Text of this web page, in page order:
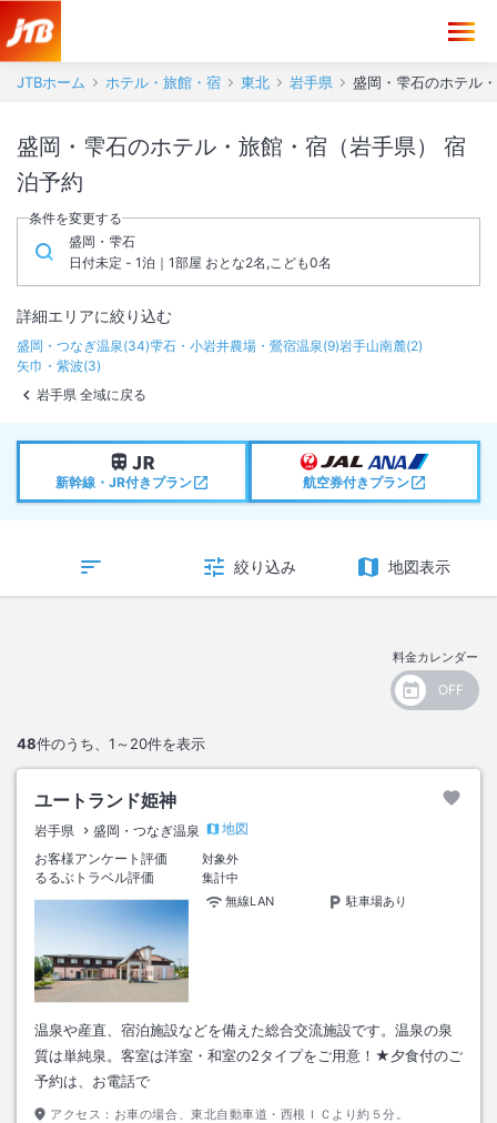
JTBホーム ホテル・旅館・宿 東北 岩手県 盛岡・雫石のホテル
盛岡・雫石のホテル・旅館・宿（岩手県） 宿
泊予約
条件を変更する
盛岡・雫石
日付未定 - 1泊｜1部屋 おとな2名,こども0名
詳細エリアに絞り込む
盛岡・つなぎ温泉(34)雫石・小岩井農場・鶯宿温泉(9)岩手山南麓(2)
矢巾・紫波(3)
岩手県 全域に戻る
新幹線・JR付きプラン 航空券付きプラン
絞り込み 地図表示
料金カレンダー
48件のうち、 1～20件を表示
ユートランド姫神
岩手県 盛岡・つなぎ温泉
地図
お客様アンケート評価
対象外
るるぶトラベル評価
集計中
無線LAN
駐車場あり
温泉や産直、宿泊施設などを備えた総合交流施設です。温泉の泉
質は単純泉。客室は洋室・和室の2タイプをご用意！★夕食付のご
予約は、お電話で
アクセス： お車の場合、東北自動車道・西根ＩＣより約５分。